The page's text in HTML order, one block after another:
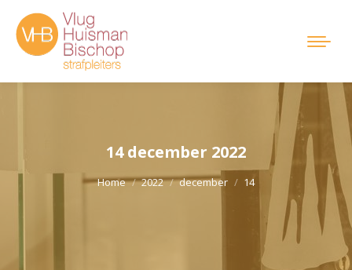
14 december 2022
Home 2022 december 14